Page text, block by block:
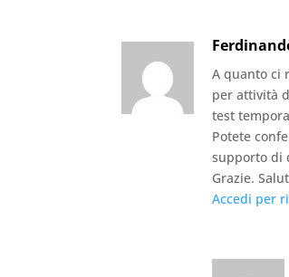
A quanto ci
per attività
test
Potete
supporto di
Grazie.
Accedi per